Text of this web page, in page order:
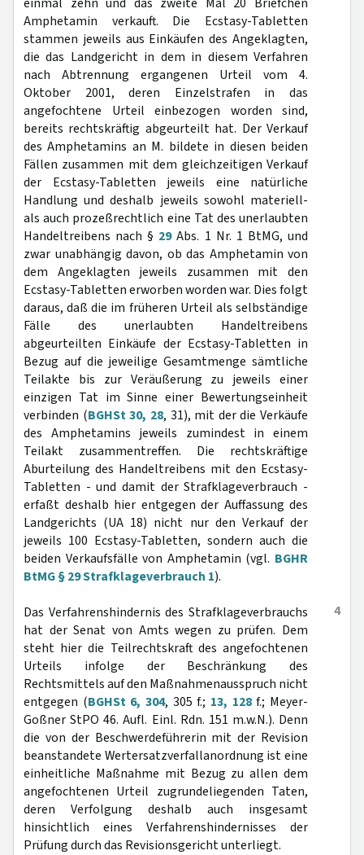
Amphetamin verkauft. Die Ecstasy-Tabletten
stammen jeweils aus Einkäufen des Angeklagten,
die das Landgericht in dem in diesem Verfahren
nach Abtrennung ergangenen Urteil vom 4.
Oktober 2001, deren Einzelstrafen in das
angefochtene Urteil einbezogen worden sind,
bereits rechtskräftig abgeurteilt hat. Der Verkauf
des Amphetamins an M. bildete in diesen beiden
Fällen zusammen mit dem gleichzeitigen Verkauf
der Ecstasy-Tabletten jeweils eine natürliche
Handlung und deshalb jeweils sowohl materiell-
als auch prozeßrechtlich eine Tat des unerlaubten
Handeltreibens nach § 29Abs. 1 Nr. 1 BtMG, und
zwar unabhängig davon, ob das Amphetamin von
dem Angeklagten jeweils zusammen mit den
Ecstasy-Tabletten erworben worden war. Dies folgt
daraus, daß die im früheren Urteil als selbständige
Fälle des unerlaubten Handeltreibens
abgeurteilten Einkäufe der Ecstasy-Tabletten in
Bezug auf die jeweilige Gesamtmenge sämtliche
Teilakte bis zur Veräußerung zu jeweils einer
einzigen Tat im Sinne einer Bewertungseinheit
verbinden (BGHSt 30, 28, 31), mit der die Verkäufe
des Amphetamins jeweils zumindest in einem
Teilakt zusammentreffen. Die rechtskräftige
Aburteilung des Handeltreibens mit den Ecstasy-
Tabletten - und damit der Strafklageverbrauch -
erfaßt deshalb hier entgegen der Auffassung des
Landgerichts (UA 18) nicht nur den Verkauf der
jeweils 100 Ecstasy-Tabletten, sondern auch die
beiden Verkaufsfälle von Amphetamin (vgl. BGHR
BtMG § 29 Strafklageverbrauch 1).
4
Das Verfahrenshindernis des Strafklageverbrauchs
hat der Senat von Amts wegen zu prüfen. Dem
steht hier die Teilrechtskraft des angefochtenen
Urteils infolge der Beschränkung des
Rechtsmittels auf den Maßnahmenausspruch nicht
entgegen (BGHSt 6, 304, 305 f.; 13, 128f.; Meyer-
Goßner StPO 46. Aufl. Einl. Rdn. 151 m.w.N.). Denn
die von der Beschwerdeführerin mit der Revision
beanstandete Wertersatzverfallanordnung ist eine
einheitliche Maßnahme mit Bezug zu allen dem
angefochtenen Urteil zugrundeliegenden Taten,
deren Verfolgung deshalb auch insgesamt
hinsichtlich eines Verfahrenshindernisses der
Prüfung durch das Revisionsgericht unterliegt.